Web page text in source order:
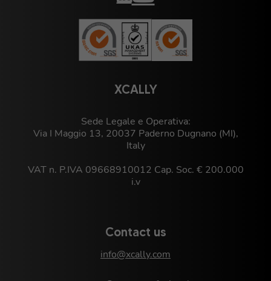
XCALLY
Sede Legale e Operativa:
Via I Maggio 13, 20037 Paderno Dugnano (MI),
Italy
VAT n. P.IVA 09668910012 Cap. Soc. € 200.000
i.v
Contact us
info@xcally.com